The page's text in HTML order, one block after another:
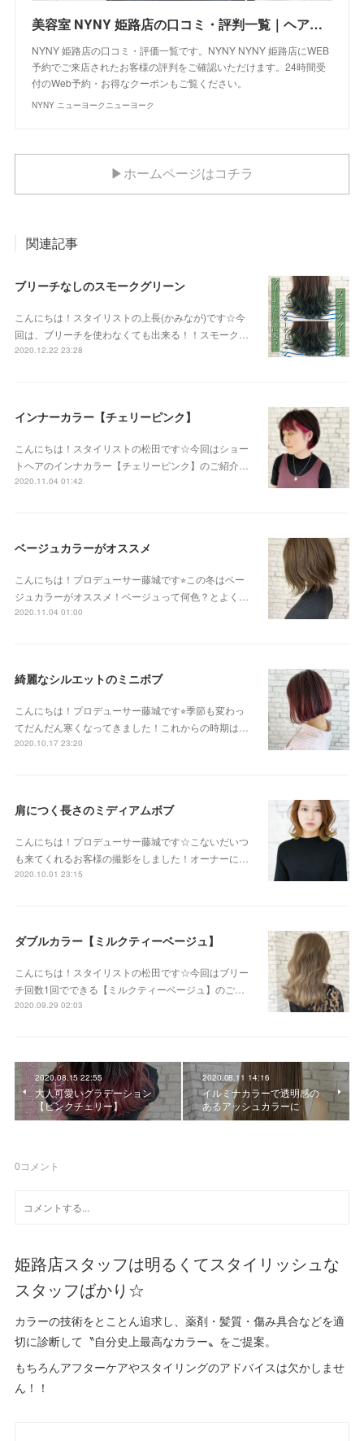
美容室 NYNY 姫路店の口コミ・評判一覧｜ヘアサロン・美容院｜ニューヨークニューヨーク
NYNY 姫路店の口コミ・評価一覧です。NYNY NYNY 姫路店にWEB
予約でご来店されたお客様の評判をご確認いただけます。24時間受
付のWeb予約・お得なクーポンもご覧ください。
NYNY ニューヨークニューヨーク
▶ホームページはコチラ
関連記事
ブリーチなしのスモークグリーン
こんにちは！スタイリストの上長(かみなが)です☆今
回は、ブリーチを使わなくても出来る！！スモーク…
2020.12.22 23:28
インナーカラー【チェリーピンク】
こんにちは！スタイリストの松田です☆今回はショー
トヘアのインナカラー【チェリーピンク】のご紹介…
2020.11.04 01:42
ベージュカラーがオススメ
こんにちは！プロデューサー藤城です⭐︎この冬はベー
ジュカラーがオススメ！ベージュって何色？とよく…
2020.11.04 01:00
綺麗なシルエットのミニボブ
こんにちは！プロデューサー藤城です⭐︎季節も変わっ
てだんだん寒くなってきました！これからの時期は…
2020.10.17 23:20
肩につく長さのミディアムボブ
こんにちは！プロデューサー藤城です☆こないだいつ
も来てくれるお客様の撮影をしました！オーナーに…
2020.10.01 23:15
ダブルカラー【ミルクティーベージュ】
こんにちは！スタイリストの松田です☆今回はブリー
チ回数1回でできる【ミルクティーベージュ】のご…
2020.09.29 02:03
2020.08.15 22:55
大人可愛いグラデーション
【ピンクチェリー】
2020.08.11 14:16
イルミナカラーで透明感の
あるアッシュカラーに
0コメント
姫路店スタッフは明るくてスタイリッシュな
スタッフばかり☆
カラーの技術をとことん追求し、薬剤・髪質・傷み具合などを適
切に診断して〝自分史上最高なカラー〟をご提案。
もちろんアフターケアやスタイリングのアドバイスは欠かしませ
ん！！